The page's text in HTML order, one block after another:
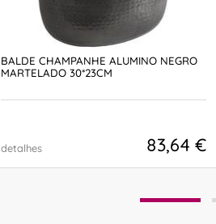
BALDE CHAMPANHE ALUMINO NEGRO
MARTELADO 30*23CM
detalhes 83,64 €